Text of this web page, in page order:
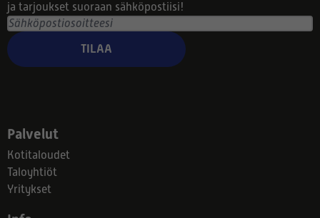
ja tarjoukset suoraan sähköpostiisi!
TILAA
Palvelut
Kotitaloudet
Taloyhtiöt
Yritykset